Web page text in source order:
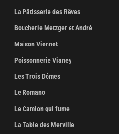
La Pâtisserie des Rêves
Boucherie Metzger et André
Maison Viennet
Poissonnerie Vianey
Les Trois Dômes
Le Romano
Le Camion qui fume
La Table des Merville